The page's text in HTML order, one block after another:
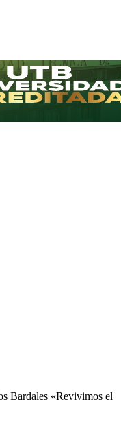
Bardales «Revivimos el